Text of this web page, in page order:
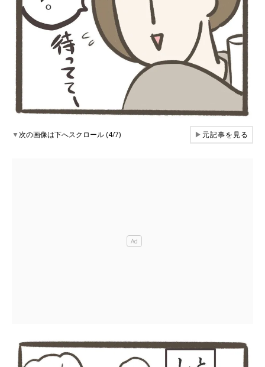
▼次の画像は下へスクロール (4/7) ▶元記事を見る